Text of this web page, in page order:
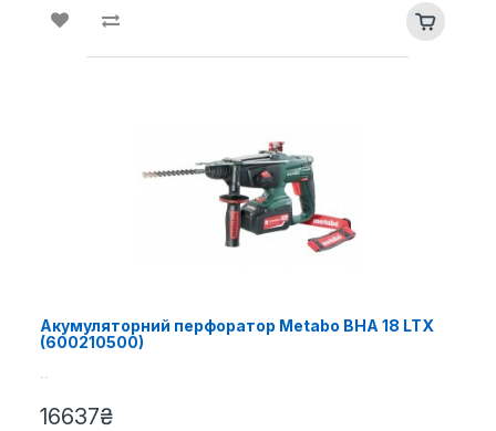
Акумуляторний перфоратор Metabo BHA 18 LTX
(600210500)
16637₴